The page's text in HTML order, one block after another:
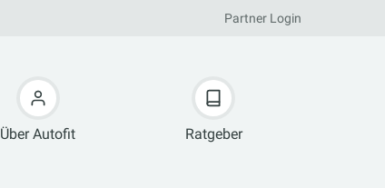
Partner Login
Über Autofit Ratgeber